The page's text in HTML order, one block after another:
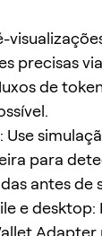
precisas
de
Use
para
antes de
e